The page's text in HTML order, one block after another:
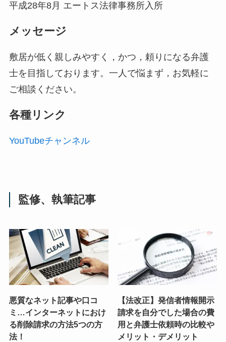
平成28年8月 エートス法律事務所入所
メッセージ
敷居が低く親しみやすく，かつ，頼りになる弁護
士を目指しております。一人で悩まず，お気軽に
ご相談ください。
各種リンク
YouTubeチャンネル
監修、執筆記事
悪質なネット記事や口コ
ミ…インターネットにおけ
る削除請求の方法5つの方
法！
【法改正】発信者情報開示
請求を自分でした場合の費
用と弁護士依頼時の比較や
メリット・デメリット